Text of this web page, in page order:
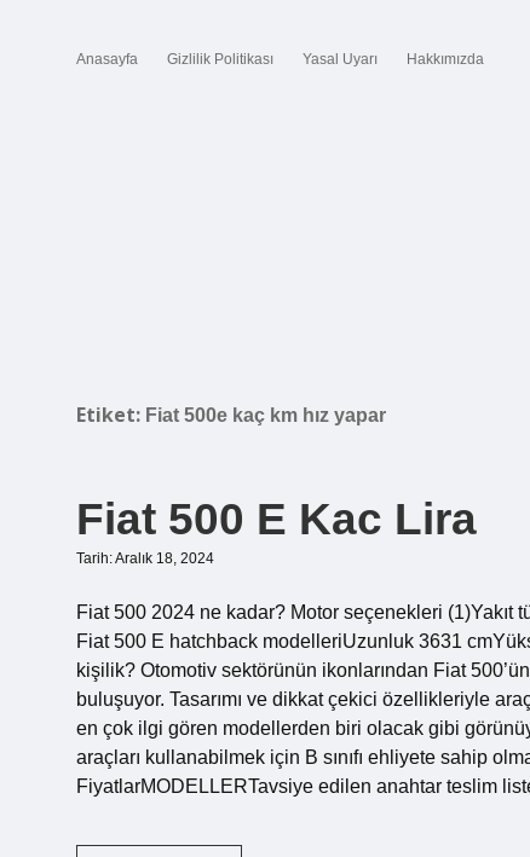
Anasayfa Gizlilik Politikası Yasal Uyarı Hakkımızda
Etiket: Fiat 500e kaç km hız yapar
Fiat 500 E Kac Lira
Tarih: Aralık 18, 2024
Fiat 500 2024 ne kadar? Motor seçenekleri (1)Yakıt
Fiat 500 E hatchback modelleriUzunluk 3631
kişilik? Otomotiv sektörünün ikonlarından Fiat
buluşuyor. Tasarımı ve dikkat çekici özellikleriyle
en çok ilgi gören modellerden biri olacak gibi
araçları kullanabilmek için B sınıfı ehliyete sahip
FiyatlarMODELLERTavsiye edilen anahtar teslim